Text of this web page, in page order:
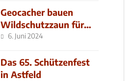
Geocacher bauen
Wildschutzzaun für
den MachMit! Wald
6. Juni 2024
Das 65. Schützenfest
in Astfeld